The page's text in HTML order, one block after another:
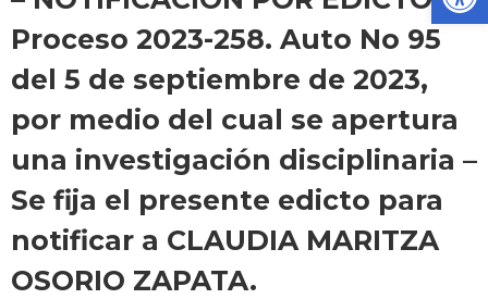
Proceso 2023-258. Auto No 95
del 5 de septiembre de 2023,
por medio del cual se apertura
una investigación disciplinaria –
Se fija el presente edicto para
notificar a CLAUDIA MARITZA
OSORIO ZAPATA.